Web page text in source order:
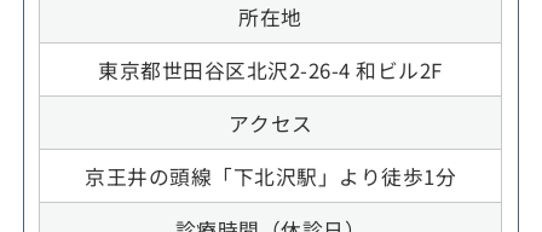
所在地
東京都世田谷区北沢2-26-4 和ビル2F
アクセス
京王井の頭線「下北沢駅」より徒歩1分